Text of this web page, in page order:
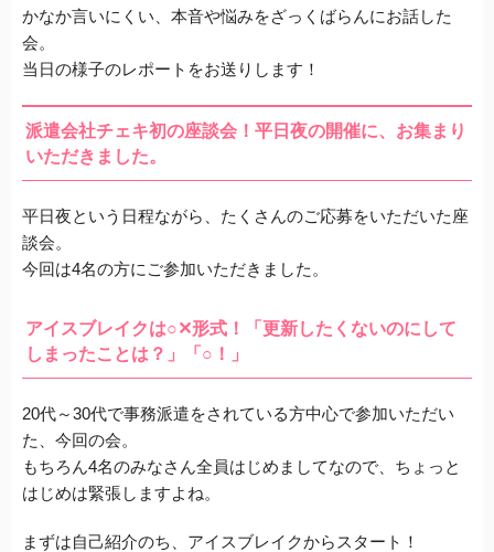
かなか言いにくい、本音や悩みをざっくばらんにお話した
会。
当日の様子のレポートをお送りします！
派遣会社チェキ初の座談会！平日夜の開催に、お集まり
いただきました。
平日夜という日程ながら、たくさんのご応募をいただいた座
談会。
今回は4名の方にご参加いただきました。
アイスブレイクは○✕形式！「更新したくないのにして
しまったことは？」「○！」
20代～30代で事務派遣をされている方中心で参加いただい
た、今回の会。
もちろん4名のみなさん全員はじめましてなので、ちょっと
はじめは緊張しますよね。
まずは自己紹介のち、アイスブレイクからスタート！